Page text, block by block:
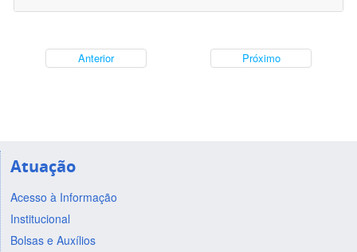
Anterior Próximo
Atuação
Acesso à Informação
Institucional
Bolsas e Auxílios